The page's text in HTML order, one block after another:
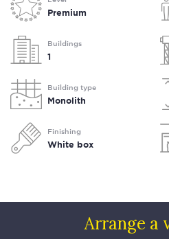
Premium
Buildings
1
Building type
Monolith
Finishing
White box
Arrange a